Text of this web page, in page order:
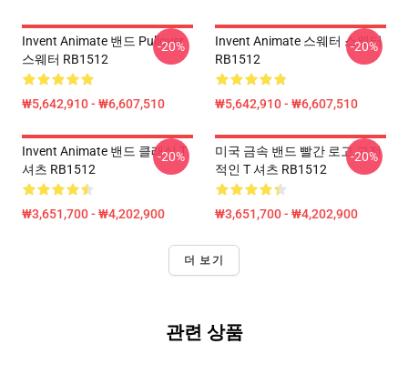
Invent Animate 밴드 Pullover
스웨터 RB1512
₩5,642,910 - ₩6,607,510
-20%
Invent Animate 스웨터 스웨터
RB1512
₩5,642,910 - ₩6,607,510
-20%
Invent Animate 밴드 클래식 T
셔츠 RB1512
₩3,651,700 - ₩4,202,900
-20%
미국 금속 밴드 빨간 로고 고전
적인 T 셔츠 RB1512
₩3,651,700 - ₩4,202,900
-20%
더 보기
관련 상품